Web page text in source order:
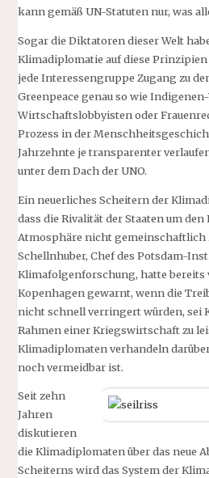
kann gemäß UN-Statuten nur, was
Sogar die Diktatoren dieser Welt
Klimadiplomatie auf diese
jede Interessengruppe Zugang zu
Greenpeace genau so wie
Wirtschaftslobbyisten oder
Prozess in der
Jahrzehnte je transparenter
unter dem Dach der UNO.
Ein neuerliches Scheitern der
dass die Rivalität der Staaten um
Atmosphäre nicht gemeinschaftlich
Schellnhuber, Chef des Potsdam-
Klimafolgenforschung, hatte
Kopenhagen gewarnt, wenn die
nicht schnell verringert würden, sei
Rahmen einer Kriegswirtschaft zu
Klimadiplomaten verhandeln
noch vermeidbar ist.
Seit zehn
Jahren
diskutieren
die Klimadiplomaten über das neue
Scheiterns wird das System der